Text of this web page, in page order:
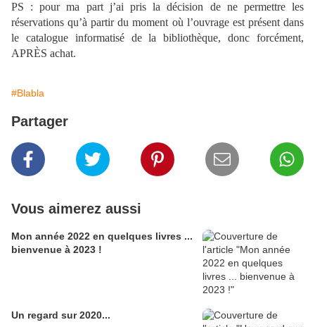
PS : pour ma part j’ai pris la décision de ne permettre les
réservations qu’à partir du moment où l’ouvrage est présent dans
le catalogue informatisé de la bibliothèque, donc forcément,
APRÈS achat.
#Blabla
Partager
Vous aimerez aussi
Mon année 2022 en quelques livres ...
bienvenue à 2023 !
Un regard sur 2020...